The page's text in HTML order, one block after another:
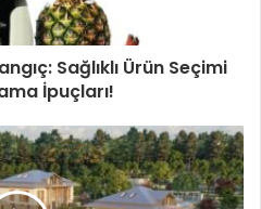
Sağlıklı Ürün Seçimi
İpuçları!